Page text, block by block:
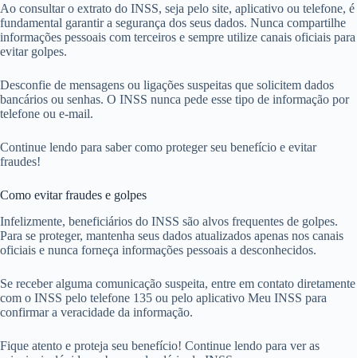
Ao consultar o extrato do INSS, seja pelo site, aplicativo ou telefone, é
fundamental garantir a segurança dos seus dados. Nunca compartilhe
informações pessoais com terceiros e sempre utilize canais oficiais para
evitar golpes.
Desconfie de mensagens ou ligações suspeitas que solicitem dados
bancários ou senhas. O INSS nunca pede esse tipo de informação por
telefone ou e-mail.
Continue lendo para saber como proteger seu benefício e evitar
fraudes!
Como evitar fraudes e golpes
Infelizmente, beneficiários do INSS são alvos frequentes de golpes.
Para se proteger, mantenha seus dados atualizados apenas nos canais
oficiais e nunca forneça informações pessoais a desconhecidos.
Se receber alguma comunicação suspeita, entre em contato diretamente
com o INSS pelo telefone 135 ou pelo aplicativo Meu INSS para
confirmar a veracidade da informação.
Fique atento e proteja seu benefício! Continue lendo para ver as